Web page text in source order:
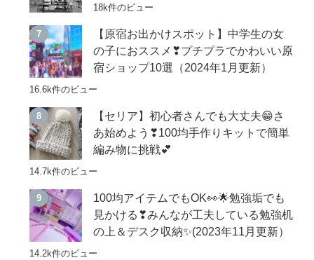
18k件のビュー
【原宿お出かけスポット】中学生の女
の子におススメ❣プチプラでかわいい原
宿ショップ10選（2024年1月更新）
16.6k件のビュー
【セリア】初心者さんでも大丈夫😁さ
あ始めよう❣100均手作りキットで簡単
編み物に挑戦💕
14.7k件のビュー
100均アイテムでもOK👀🌟勉強垢でも
見かける❣みんなが工夫している勉強机
の上＆デスク収納✨(2023年11月更新）
14.2k件のビュー